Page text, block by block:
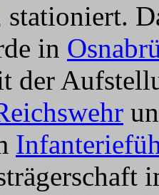
stationiert.
in
der